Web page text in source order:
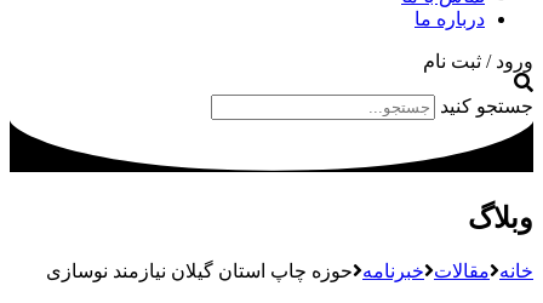
درباره ما
ورود / ثبت نام
جستجو کنید
وبلاگ
خانه مقالات خبرنامه حوزه چاپ استان گیلان نیازمند نوسازی